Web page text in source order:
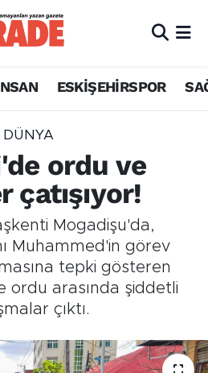
ESKİŞEHİRSPOR
DÜNYA
ordu ve
çatışıyor!
Mogadişu'da,
Muhammed'in görev
tepki gösteren
ordu arasında şiddetli
çıktı.